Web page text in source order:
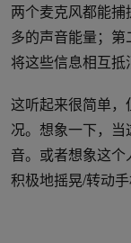
两个麦克风都能
多的声音能量；
将这些信息相互抵
这听起来很简单
况。想象一下，
音。或者想象这
积极地摇晃/转动